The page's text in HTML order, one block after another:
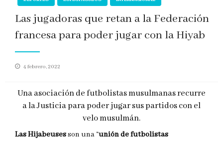
Las jugadoras que retan a la Federación
francesa para poder jugar con la Hiyab
Publicado
4 febrero, 2022
Una asociación de futbolistas musulmanas recurre
a la Justicia para poder jugar sus partidos con el
velo musulmán.
Las Hijabeusesson una “unión de futbolistas